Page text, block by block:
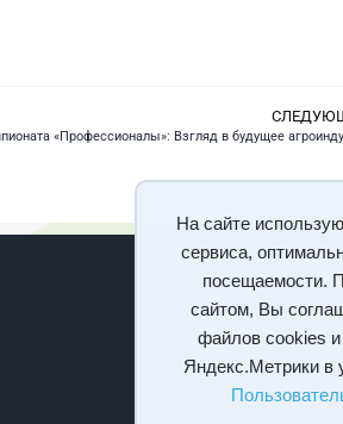
На сайте
сервиса,
посещаемости.
сайтом, Вы
файлов cookies
Яндекс.Метрики в
«Профессионалы»: Взгляд в будущее